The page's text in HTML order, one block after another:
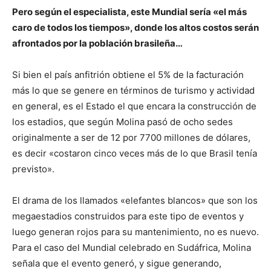
Pero según el especialista, este Mundial sería «el más
caro de todos los tiempos», donde los altos costos serán
afrontados por la población brasileña…
Si bien el país anfitrión obtiene el 5% de la facturación
más lo que se genere en términos de turismo y actividad
en general, es el Estado el que encara la construcción de
los estadios, que según Molina pasó de ocho sedes
originalmente a ser de 12 por 7700 millones de dólares,
es decir «costaron cinco veces más de lo que Brasil tenía
previsto».
El drama de los llamados «elefantes blancos» que son los
megaestadios construidos para este tipo de eventos y
luego generan rojos para su mantenimiento, no es nuevo.
Para el caso del Mundial celebrado en Sudáfrica, Molina
señala que el evento generó, y sigue generando,